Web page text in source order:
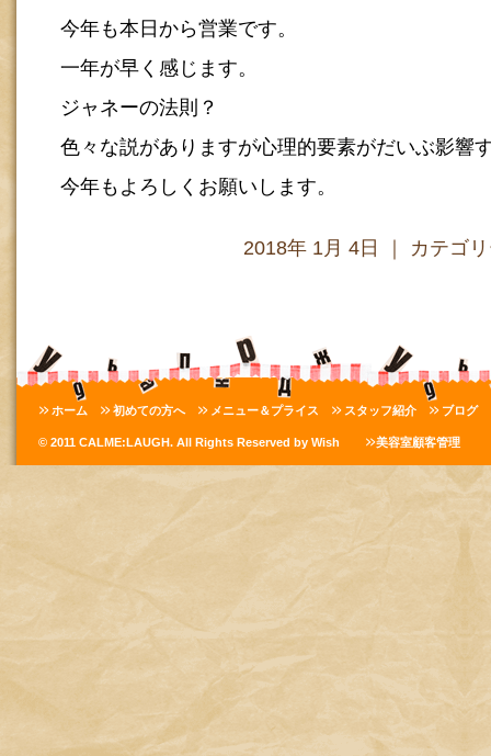
今年も本日から営業です。
一年が早く感じます。
ジャネーの法則？
色々な説がありますが心理的要素がだいぶ影響
今年もよろしくお願いします。
2018年 1月 4日 ｜ カテゴ
ホーム 初めての方へ メニュー＆プライス スタッフ紹介 ブログ
© 2011 CALME:LAUGH. All Rights Reserved by Wish 美容室顧客管理